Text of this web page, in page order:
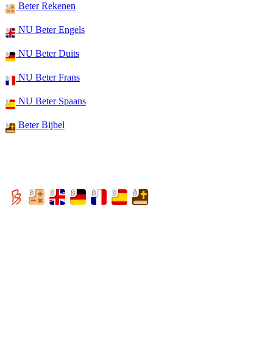
Beter Rekenen
NU Beter Engels
NU Beter Duits
NU Beter Frans
NU Beter Spaans
Beter Bijbel